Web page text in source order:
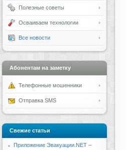
Полезные советы
Осваиваем технологии
Все новости
Абонентам на заметку
Телефонные мошенники
Отправка SMS
Свежие статьи
Приложение Эвакуации.NET –